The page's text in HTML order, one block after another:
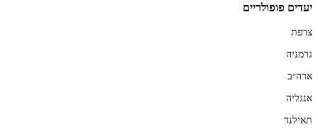
יעדים פופולריים
צרפת
גרמניה
ארה״ב
אנגליה
תאילנד